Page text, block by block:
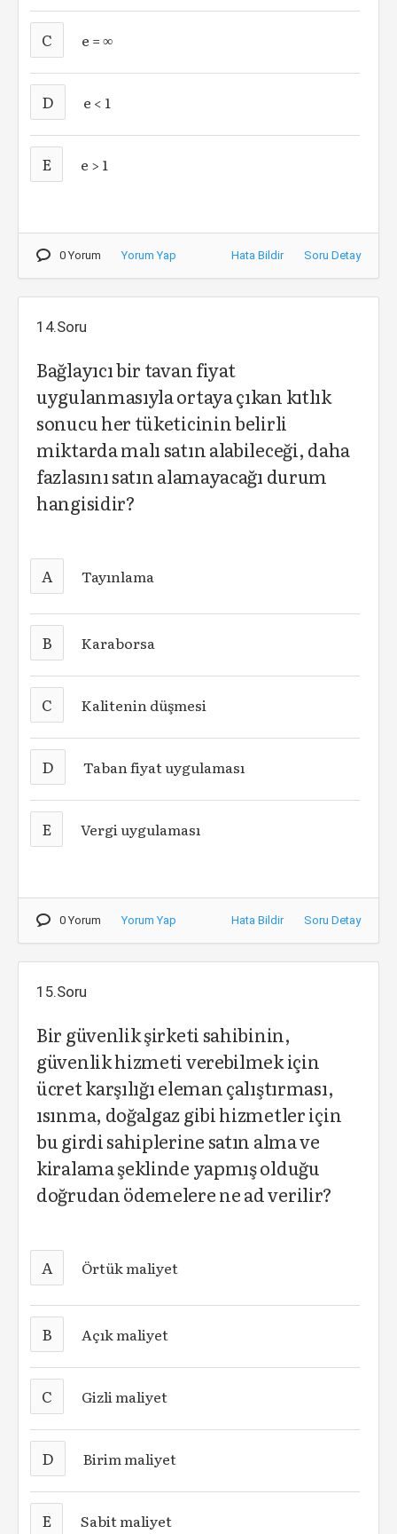
C e = ∞
D e < 1
E e > 1
0 Yorum Yorum Yap Hata Bildir Soru Detay
14.Soru
Bağlayıcı bir tavan fiyat
uygulanmasıyla ortaya çıkan kıtlık
sonucu her tüketicinin belirli
miktarda malı satın alabileceği, daha
fazlasını satın alamayacağı durum
hangisidir?
A Tayınlama
B Karaborsa
C Kalitenin düşmesi
D Taban fiyat uygulaması
E Vergi uygulaması
0 Yorum Yorum Yap Hata Bildir Soru Detay
15.Soru
Bir güvenlik şirketi sahibinin,
güvenlik hizmeti verebilmek için
ücret karşılığı eleman çalıştırması,
ısınma, doğalgaz gibi hizmetler için
bu girdi sahiplerine satın alma ve
kiralama şeklinde yapmış olduğu
doğrudan ödemelere ne ad verilir?
A Örtük maliyet
B Açık maliyet
C Gizli maliyet
D Birim maliyet
E Sabit maliyet